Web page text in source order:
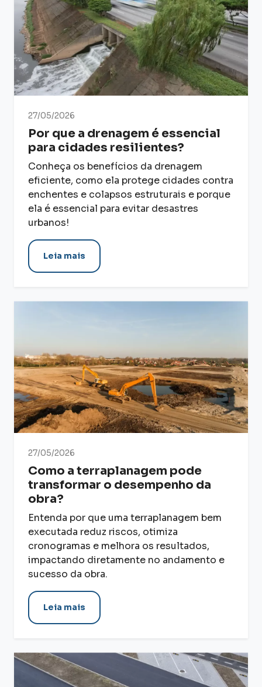
27/05/2026
Por que a drenagem é essencial
para cidades resilientes?
Conheça os benefícios da drenagem
eficiente, como ela protege cidades contra
enchentes e colapsos estruturais e porque
ela é essencial para evitar desastres
urbanos!
Leia mais
27/05/2026
Como a terraplanagem pode
transformar o desempenho da
obra?
Entenda por que uma terraplanagem bem
executada reduz riscos, otimiza
cronogramas e melhora os resultados,
impactando diretamente no andamento e
sucesso da obra.
Leia mais